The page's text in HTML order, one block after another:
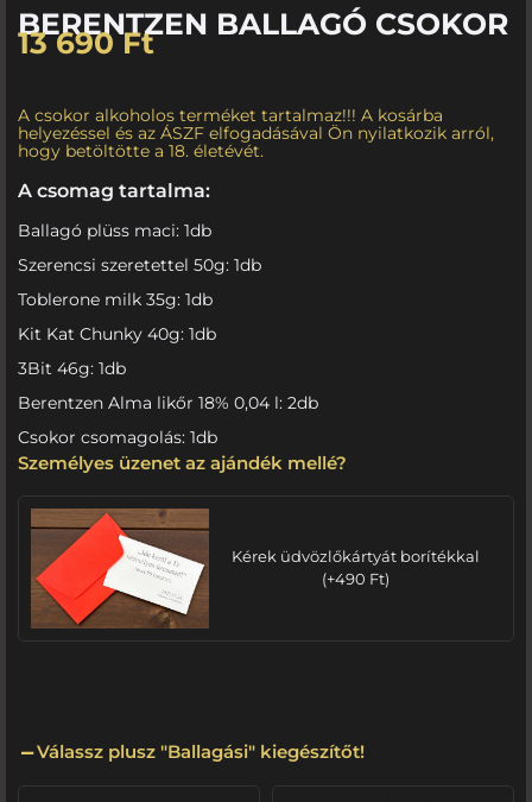
BERENTZEN BALLAGÓ CSOKOR
13 690Ft
A csokor alkoholos terméket tartalmaz!!! A kosárba
helyezéssel és az ÁSZF elfogadásával Ön nyilatkozik arról,
hogy betöltötte a 18. életévét.
A csomag tartalma:
Ballagó plüss maci: 1db
Szerencsi szeretettel 50g: 1db
Toblerone milk 35g: 1db
Kit Kat Chunky 40g: 1db
3Bit 46g: 1db
Berentzen Alma likőr 18% 0,04 l: 2db
Csokor csomagolás: 1db
Személyes üzenet az ajándék mellé?
Kérek üdvözlőkártyát borítékkal
(+490 Ft)
Válassz plusz "Ballagási" kiegészítőt!